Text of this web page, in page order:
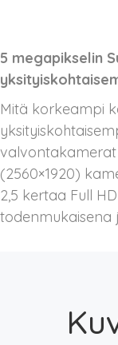
5 megapikselin
Mitä korkeampi
(2560×1920)
2,5 kertaa Full
todenmukaisena